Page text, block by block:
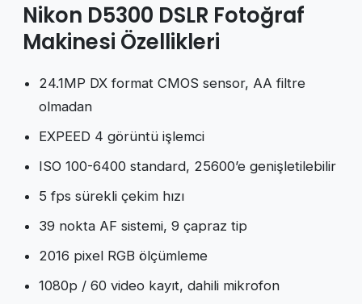
Nikon D5300 DSLR Fotoğraf
Makinesi Özellikleri
24.1MP DX format CMOS sensor, AA filtre
olmadan
EXPEED 4 görüntü işlemci
ISO 100-6400 standard, 25600’e genişletilebilir
5 fps sürekli çekim hızı
39 nokta AF sistemi, 9 çapraz tip
2016 pixel RGB ölçümleme
1080p / 60 video kayıt, dahili mikrofon